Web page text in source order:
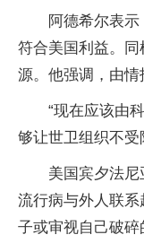
阿德希尔表
符合美国利益。
源。他强调，由情
“现在应该由
够让世卫组织不受
美国宾夕法
流行病与外人联
子或审视自己破碎